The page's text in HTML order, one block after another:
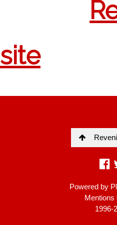
Powered by
Mentions
1996-